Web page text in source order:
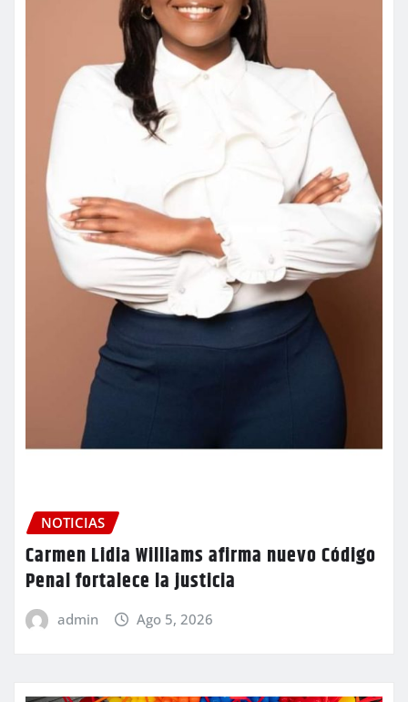
NOTICIAS
Carmen Lidia Williams afirma nuevo Código
Penal fortalece la justicia
admin Ago 5, 2026